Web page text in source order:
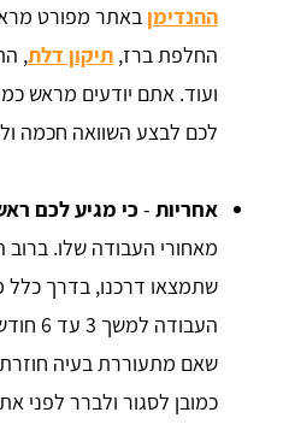
ההנדימן באתר מפורט
החלפת ברז, תיקון דלת,
ועוד. אתם יודעים מראש
לכם לבצע השוואה חכמה
אחריות - כי מגיע לכם
מאחורי העבודה שלו.
שתמצאו דרכנו, בדרך כלל
שאם מתעוררת בעיה
כמובן לסגור ולברר לפני